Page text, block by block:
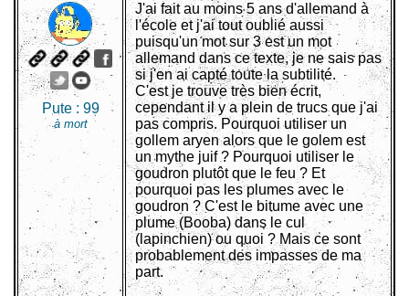
Pute : 99
à mort
J'ai fait au moins 5 ans d'allemand à
l'école et j'ai tout oublié aussi
puisqu'un mot sur 3 est un mot
allemand dans ce texte, je ne sais pas
si j'en ai capté toute la subtilité.
C'est je trouve très bien écrit,
cependant il y a plein de trucs que j'ai
pas compris. Pourquoi utiliser un
gollem aryen alors que le golem est
un mythe juif ? Pourquoi utiliser le
goudron plutôt que le feu ? Et
pourquoi pas les plumes avec le
goudron ? C'est le bitume avec une
plume (Booba) dans le cul
(lapinchien) ou quoi ? Mais ce sont
probablement des impasses de ma
part.